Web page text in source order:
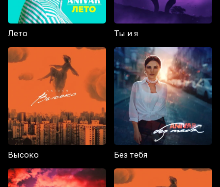
Лето Ты и я
Высоко Без тебя